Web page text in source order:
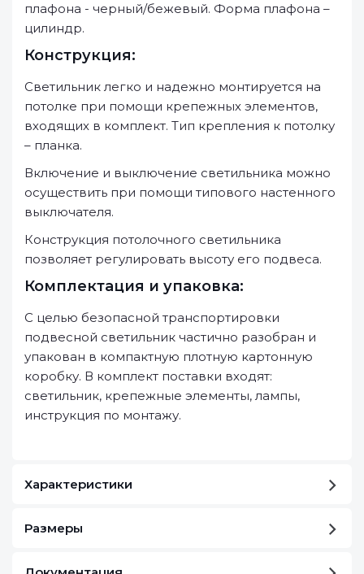
плафона - черный/бежевый. Форма плафона –
цилиндр.
Конструкция:
Светильник легко и надежно монтируется на
потолке при помощи крепежных элементов,
входящих в комплект. Тип крепления к потолку
– планка.
Включение и выключение светильника можно
осуществить при помощи типового настенного
выключателя.
Конструкция потолочного светильника
позволяет регулировать высоту его подвеса.
Комплектация и упаковка:
С целью безопасной транспортировки
подвесной светильник частично разобран и
упакован в компактную плотную картонную
коробку. В комплект поставки входят:
светильник, крепежные элементы, лампы,
инструкция по монтажу.
Характеристики
Размеры